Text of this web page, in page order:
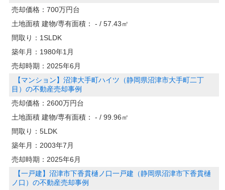
売却価格： 700万円台
土地面積 建物/専有面積：
- / 57.43㎡
間取り： 1SLDK
築年月： 1980年1月
売却時期： 2025年6月
【マンション】沼津大手町ハイツ（静岡県沼津市大手町二丁
目）の不動産売却事例
売却価格： 2600万円台
土地面積 建物/専有面積：
- / 99.96㎡
間取り： 5LDK
築年月： 2003年7月
売却時期： 2025年6月
【一戸建】沼津市下香貫樋ノ口一戸建（静岡県沼津市下香貫樋
ノ口）の不動産売却事例